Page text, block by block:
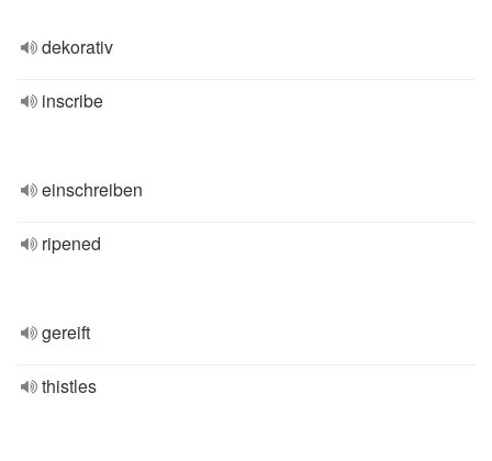
dekorativ
inscribe
einschreiben
ripened
gereift
thistles